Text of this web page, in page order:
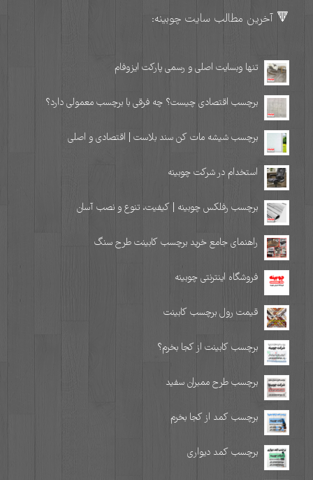
🔻 آخرین مطالب سایت چوبینه:
تنها وبسایت اصلی و رسمی پارکت ایزوفام
برچسب اقتصادی چیست؟ چه فرقی با برچسب معمولی دارد؟
برچسب شیشه مات کن سند بلاست | اقتصادی و اصلی
استخدام در شرکت چوبینه
برچسب رفلکس چوبینه | کیفیت، تنوع و نصب آسان
راهنمای جامع خرید برچسب کابینت طرح سنگ
فروشگاه اینترنتی چوبینه
قیمت رول برچسب کابینت
برچسب کابینت از کجا بخرم؟
برچسب طرح ممبران سفید
برچسب کمد از کجا بخرم
برچسب کمد دیواری